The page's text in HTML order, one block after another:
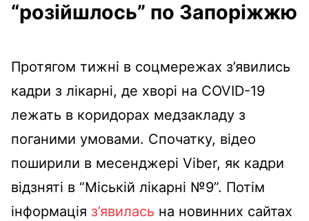
“розійшлось” по Запоріжжю
Протягом тижні в соцмережах з’явились
кадри з лікарні, де хворі на COVID-19
лежать в коридорах медзакладу з
поганими умовами. Спочатку, відео
поширили в месенджері Viber, як кадри
відзняті в “Міській лікарні №9”. Потім
інформація з’явилась на новинних сайтах